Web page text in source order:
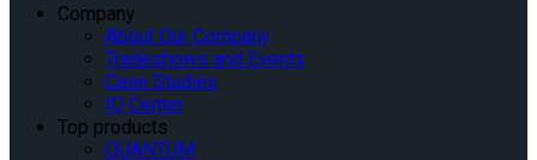
Company
About Our Company
Tradeshows and Events
Case Studies
IQ Center
Top products
QUANTUM